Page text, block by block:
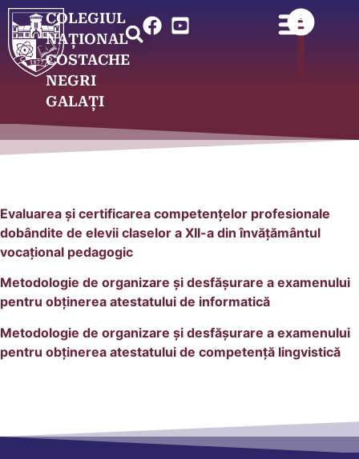
COLEGIUL
NAȚIONAL
COSTACHE
NEGRI
GALAȚI
Evaluarea și certificarea competenţelor profesionale
dobândite de elevii claselor a XII-a din învăţământul
vocaţional pedagogic
Metodologie de organizare și desfășurare a examenului
pentru obținerea atestatului de informatică
Metodologie de organizare și desfășurare a examenului
pentru obținerea atestatului de competență lingvistică